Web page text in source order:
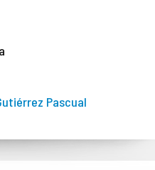
Pascual